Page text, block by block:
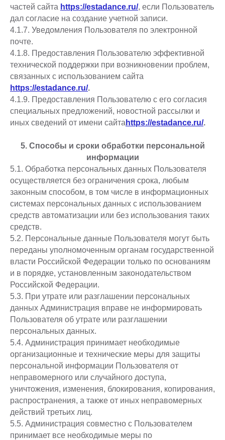
частей сайта https://estadance.ru/, если Пользователь
дал согласие на создание учетной записи.
4.1.7. Уведомления Пользователя по электронной
почте.
4.1.8. Предоставления Пользователю эффективной
технической поддержки при возникновении проблем,
связанных с использованием сайта
https://estadance.ru/.
4.1.9. Предоставления Пользователю с его согласия
специальных предложений, новостной рассылки и
иных сведений от имени сайта https://estadance.ru/.
5. Способы и сроки обработки персональной
информации
5.1. Обработка персональных данных Пользователя
осуществляется без ограничения срока, любым
законным способом, в том числе в информационных
системах персональных данных с использованием
средств автоматизации или без использования таких
средств.
5.2. Персональные данные Пользователя могут быть
переданы уполномоченным органам государственной
власти Российской Федерации только по основаниям
и в порядке, установленным законодательством
Российской Федерации.
5.3. При утрате или разглашении персональных
данных Администрация вправе не информировать
Пользователя об утрате или разглашении
персональных данных.
5.4. Администрация принимает необходимые
организационные и технические меры для защиты
персональной информации Пользователя от
неправомерного или случайного доступа,
уничтожения, изменения, блокирования, копирования,
распространения, а также от иных неправомерных
действий третьих лиц.
5.5. Администрация совместно с Пользователем
принимает все необходимые меры по